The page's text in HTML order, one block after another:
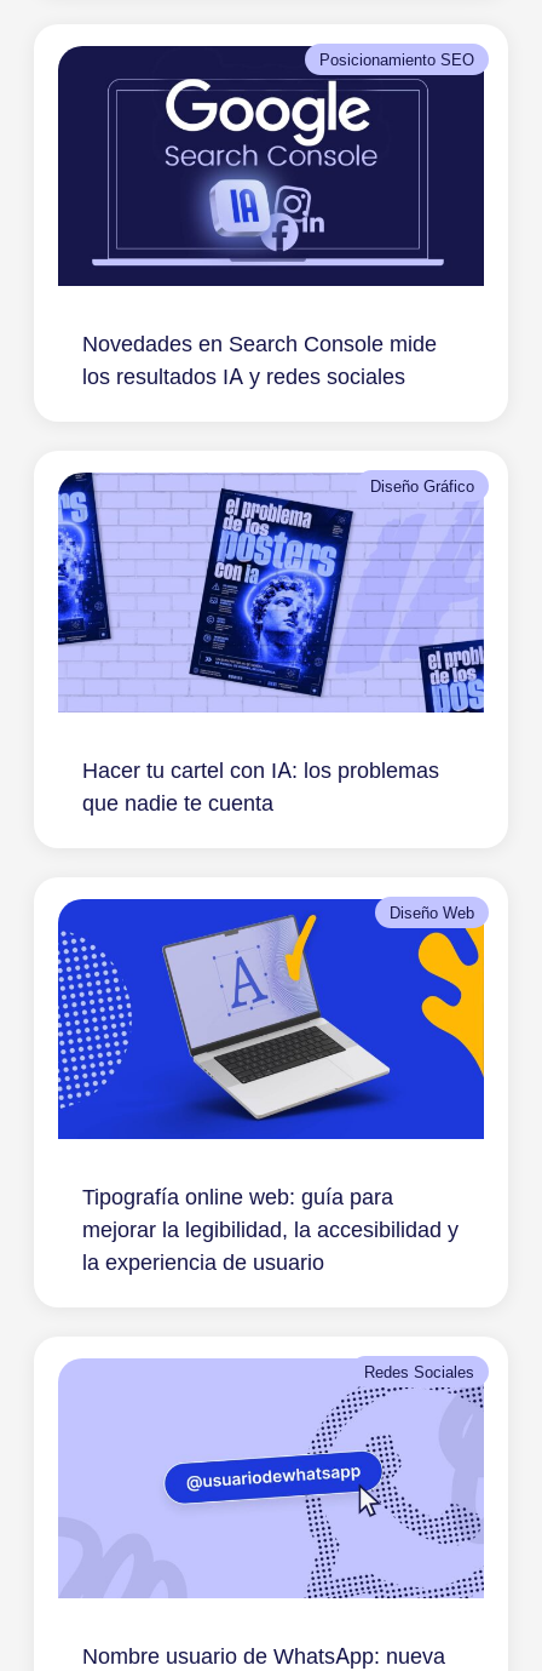
Posicionamiento SEO
Novedades en Search Console mide
los resultados IA y redes sociales
Diseño Gráfico
Hacer tu cartel con IA: los problemas
que nadie te cuenta
Diseño Web
Tipografía online web: guía para
mejorar la legibilidad, la accesibilidad y
la experiencia de usuario
Redes Sociales
Nombre usuario de WhatsApp: nueva